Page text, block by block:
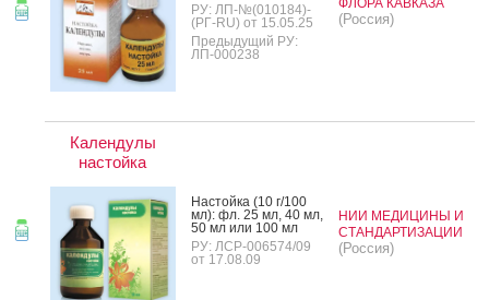
РУ: ЛП-№(010184)-
(РГ-RU) от 15.05.25
Предыдущий РУ:
ЛП-000238
(Россия)
Календулы
настойка
Нас­той­ка (10 г/100
мл): фл. 25 мл, 40 мл,
50 мл или 100 мл
РУ: ЛСР-006574/09
от 17.08.09
НИИ МЕДИЦИНЫ И
СТАНДАРТИЗАЦИИ
(Россия)